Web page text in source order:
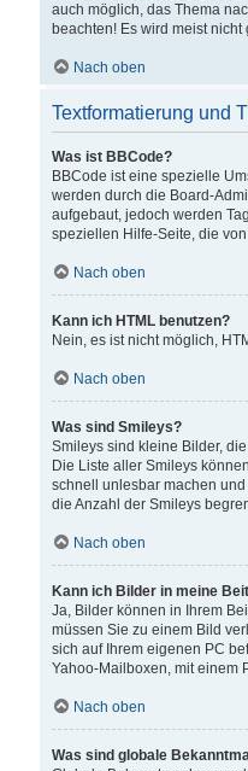
auch möglich, das Thema
beachten! Es wird meist
Nach oben
Textformatierung und
Was ist BBCode?
BBCode ist eine spezielle
werden durch die Board-
aufgebaut, jedoch werden
speziellen Hilfe-Seite, die
Nach oben
Kann ich HTML benutzen?
Nein, es ist nicht möglich,
Nach oben
Was sind Smileys?
Smileys sind kleine Bilder,
Die Liste aller Smileys
schnell unlesbar machen
die Anzahl der Smileys
Nach oben
Kann ich Bilder in meine
Ja, Bilder können in Ihrem
müssen Sie zu einem Bild
sich auf Ihrem eigenen PC
Yahoo-Mailboxen, mit einem
Nach oben
Was sind globale